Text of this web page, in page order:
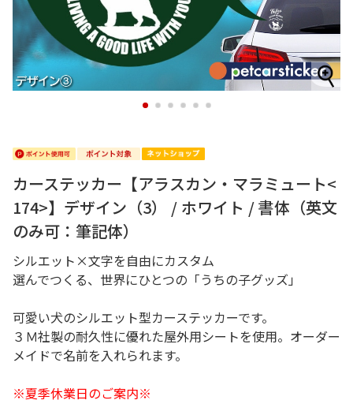
1 2 3 4 5 6
カーステッカー【アラスカン・マラミュート<
174>】デザイン（3） / ホワイト / 書体（英文
のみ可：筆記体）
シルエット×文字を自由にカスタム
選んでつくる、世界にひとつの「うちの子グッズ」
可愛い犬のシルエット型カーステッカーです。
３Ｍ社製の耐久性に優れた屋外用シートを使用。オーダー
メイドで名前を入れられます。
※夏季休業日のご案内※